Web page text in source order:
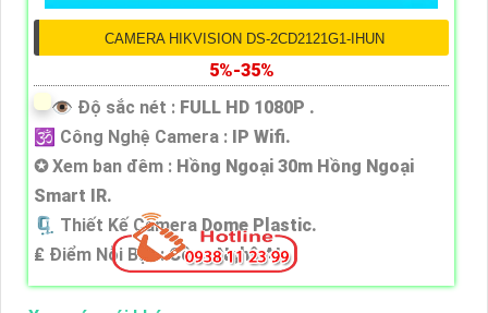
CAMERA HIKVISION DS-2CD2121G1-IHUN
5%-35%
👁 Độ sắc nét : FULL HD 1080P .
🕉️ Công Nghệ Camera : IP Wifi.
✪ Xem ban đêm : Hồng Ngoại 30m Hồng Ngoại
Smart IR.
🗜️ Thiết Kế CameraDome Plastic.
️₤ Điểm Nỗi Bật :Công Nghệ AI.